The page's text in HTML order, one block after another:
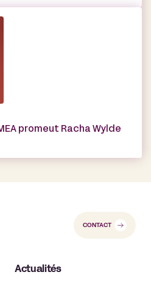
promeut Racha Wylde
CONTACT
Actualités